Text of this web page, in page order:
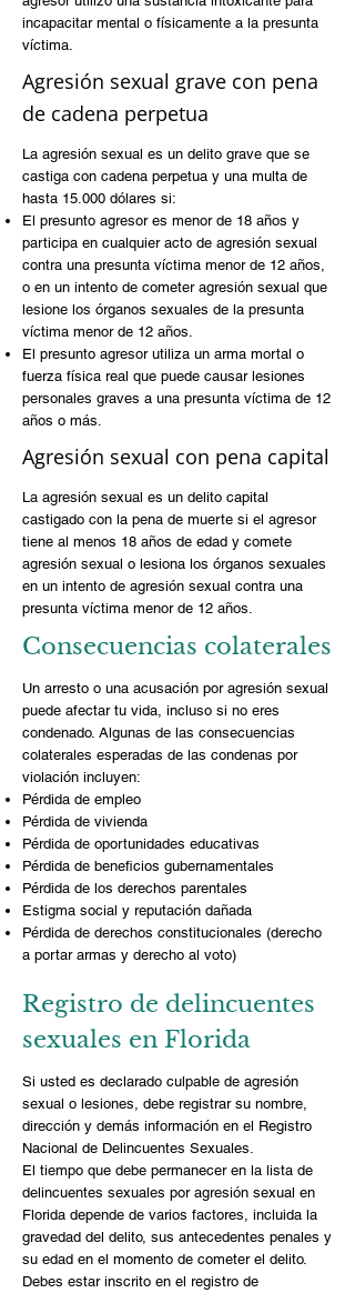
incapacitar mental o físicamente a la presunta
víctima.
Agresión sexual grave con pena
de cadena perpetua
La agresión sexual es un delito grave que se
castiga con cadena perpetua y una multa de
hasta 15.000 dólares si:
El presunto agresor es menor de 18 años y
participa en cualquier acto de agresión sexual
contra una presunta víctima menor de 12 años,
o en un intento de cometer agresión sexual que
lesione los órganos sexuales de la presunta
víctima menor de 12 años.
El presunto agresor utiliza un arma mortal o
fuerza física real que puede causar lesiones
personales graves a una presunta víctima de 12
años o más.
Agresión sexual con pena capital
La agresión sexual es un delito capital
castigado con la pena de muerte si el agresor
tiene al menos 18 años de edad y comete
agresión sexual o lesiona los órganos sexuales
en un intento de agresión sexual contra una
presunta víctima menor de 12 años.
Consecuencias colaterales
Un arresto o una acusación por agresión sexual
puede afectar tu vida, incluso si no eres
condenado. Algunas de las consecuencias
colaterales esperadas de las condenas por
violación incluyen:
Pérdida de empleo
Pérdida de vivienda
Pérdida de oportunidades educativas
Pérdida de beneficios gubernamentales
Pérdida de los derechos parentales
Estigma social y reputación dañada
Pérdida de derechos constitucionales (derecho
a portar armas y derecho al voto)
Registro de delincuentes
sexuales en Florida
Si usted es declarado culpable de agresión
sexual o lesiones, debe registrar su nombre,
dirección y demás información en el Registro
Nacional de Delincuentes Sexuales.
El tiempo que debe permanecer en la lista de
delincuentes sexuales por agresión sexual en
Florida depende de varios factores, incluida la
gravedad del delito, sus antecedentes penales y
su edad en el momento de cometer el delito.
Debes estar inscrito en el registro de